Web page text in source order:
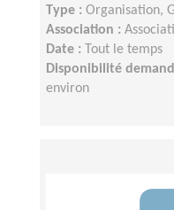
Type : Organisation,
Association :
Date :
Tout le temps
Disponibilité
environ